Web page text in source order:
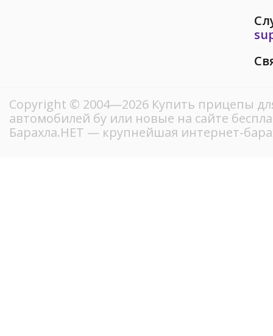
Copyright © 2004—2026 Купить прицепы
автомобилей бу или новые на сайте
Барахла.НЕТ — крупнейшая интернет-